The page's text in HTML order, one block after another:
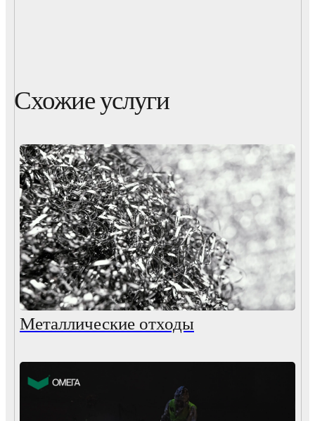
Схожие услуги
Металлические отходы